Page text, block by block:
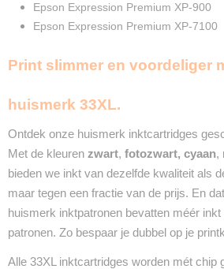
Epson Expression Premium XP-900
Epson Expression Premium XP-7100
Print slimmer en voordeliger
huismerk 33XL.
Ontdek onze huismerk inktcartridges
Met de kleuren zwart, fotozwart, cyaan,
bieden we inkt van dezelfde kwaliteit als
maar tegen een fractie van de prijs. En
huismerk inktpatronen bevatten méér
patronen. Zo bespaar je dubbel op je
Alle 33XL inktcartridges worden mét chip